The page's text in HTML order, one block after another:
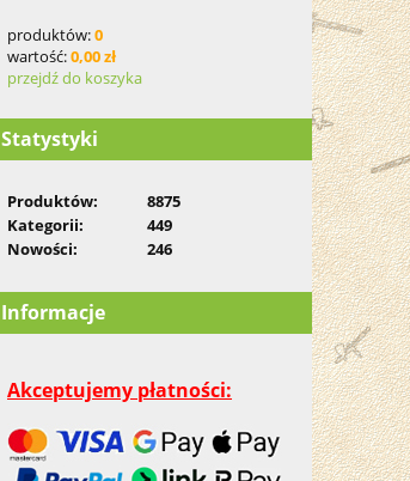
produktów:0
wartość:0,00 zł
przejdź do koszyka
Statystyki
Produktów:
8875
Kategorii:
449
Nowości:
246
Informacje
Akceptujemy płatności: